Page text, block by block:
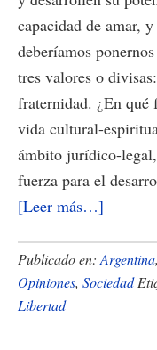
capacidad de amar,
deberíamos
tres valores o
fraternidad. ¿En
vida cultural-
ámbito jurídico-
fuerza para el
[Leer más…]
Libertad,
Publicado en: Argentina,
Opiniones, Sociedad
Libertad